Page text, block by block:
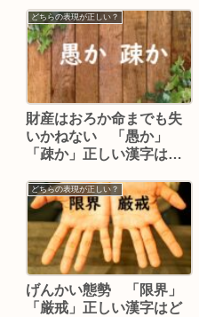
どちらの表現が正しい？
財産はおろか命までも失
いかねない 「愚か」
「疎か」正しい漢字はど
どちらの表現が正しい？
げんかい態勢 「限界」
「厳戒」正しい漢字はど